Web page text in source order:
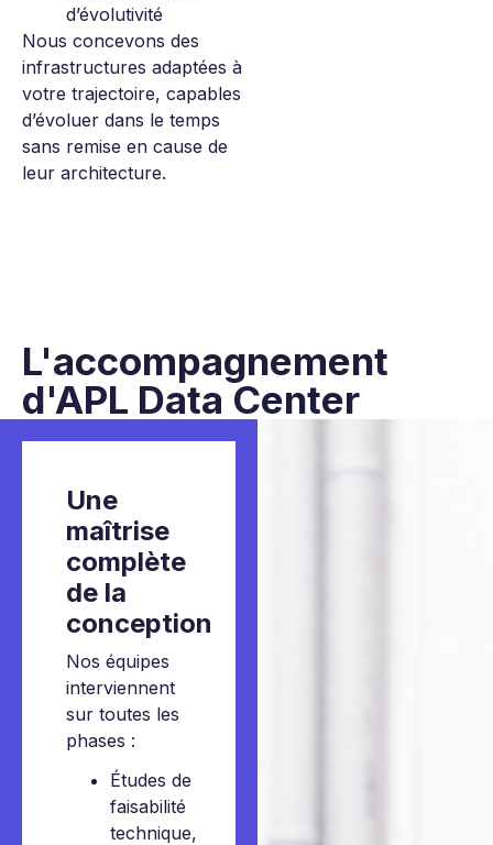
d’évolutivité
Nous concevons des
infrastructures adaptées à
votre trajectoire, capables
d’évoluer dans le temps
sans remise en cause de
leur architecture.
L'accompagnement
d'APL Data Center
Une
maîtrise
complète
de la
conception
Nos équipes
interviennent
sur toutes les
phases :
Études de
faisabilité
technique,